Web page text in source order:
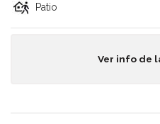
Patio
Ver info de